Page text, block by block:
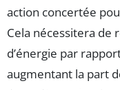
action concertée
Cela nécessitera de
d’énergie par
augmentant la part